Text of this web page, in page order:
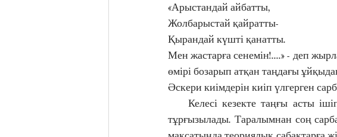
«Арыстандай айбатты,
Жолбарыстай қайратты-
Қырандай күшті қанатты.
Мен жастарға сенемін!....» - деп
өмірі бозарып атқан таңдағы
Әскери киімдерін киіп үлгерген
тұрғызылады. Таралымнан соң